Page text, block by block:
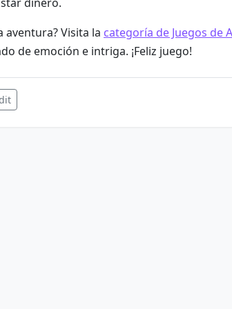
Visita la categoría de Juegos de
de emoción e intriga. ¡Feliz juego!